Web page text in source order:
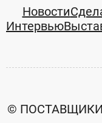
Новости
Интервью
©